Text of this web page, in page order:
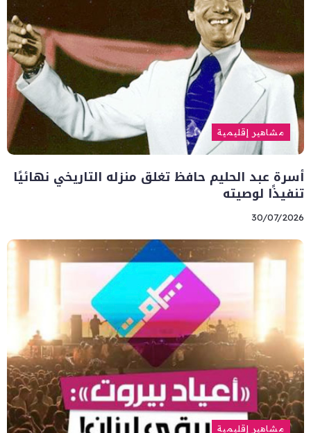
مشاهير إقليمية
أسرة عبد الحليم حافظ تغلق منزله التاريخي نهائيًا
تنفيذًا لوصيته
30/07/2026
مشاهير إقليمية